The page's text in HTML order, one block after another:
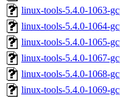
linux-tools-5.4.0-1063-
linux-tools-5.4.0-1064-
linux-tools-5.4.0-1065-
linux-tools-5.4.0-1067-
linux-tools-5.4.0-1068-
linux-tools-5.4.0-1069-